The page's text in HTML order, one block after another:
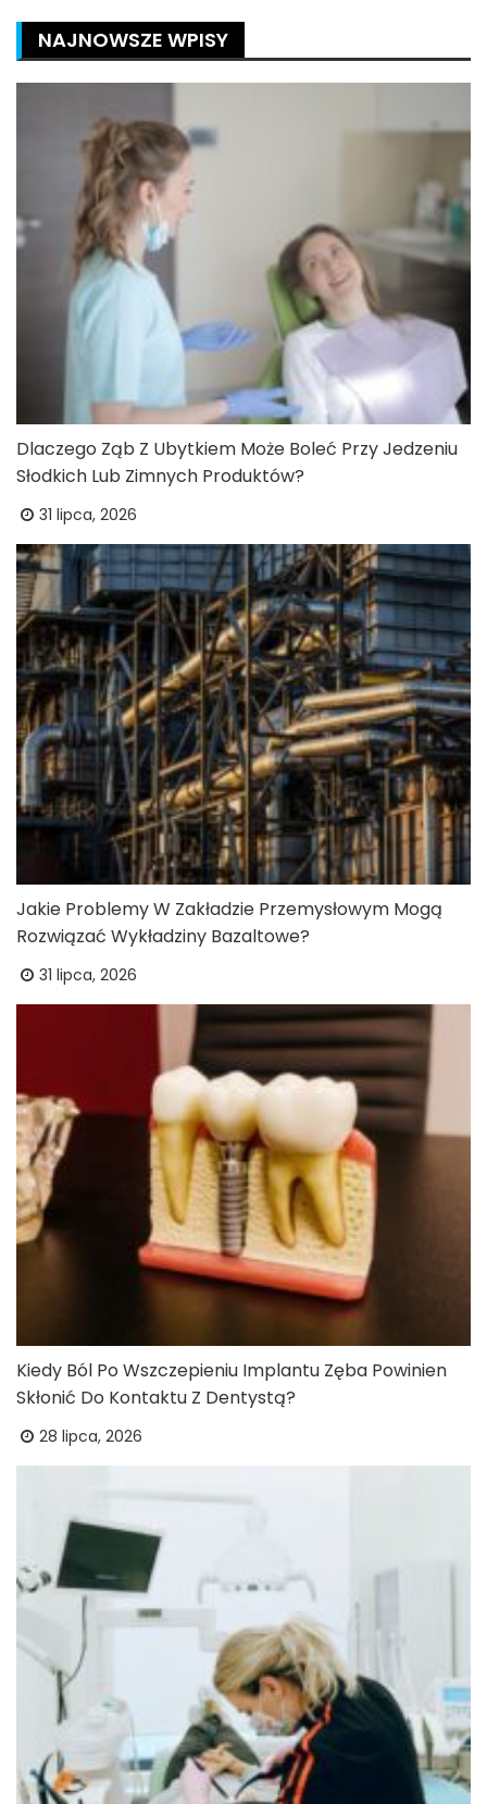
NAJNOWSZE WPISY
Dlaczego Ząb Z Ubytkiem Może Boleć Przy Jedzeniu
Słodkich Lub Zimnych Produktów?
31 lipca, 2026
Jakie Problemy W Zakładzie Przemysłowym Mogą
Rozwiązać Wykładziny Bazaltowe?
31 lipca, 2026
Kiedy Ból Po Wszczepieniu Implantu Zęba Powinien
Skłonić Do Kontaktu Z Dentystą?
28 lipca, 2026